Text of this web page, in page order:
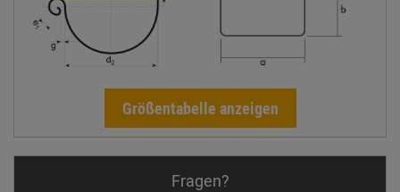
Größentabelle anzeigen
Fragen?